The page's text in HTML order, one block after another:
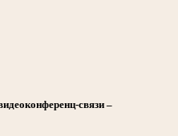
связи –